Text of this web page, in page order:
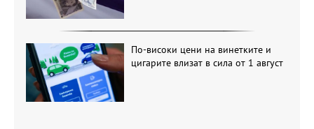
По-високи цени на винетките и
цигарите влизат в сила от 1 август